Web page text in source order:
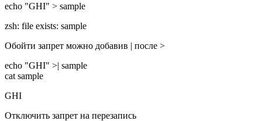
echo "GHI" > sample
zsh: file exists: sample
Обойти запрет можно добавив | после >
echo "GHI" >| sample
cat sample
GHI
Отключить запрет на перезапись